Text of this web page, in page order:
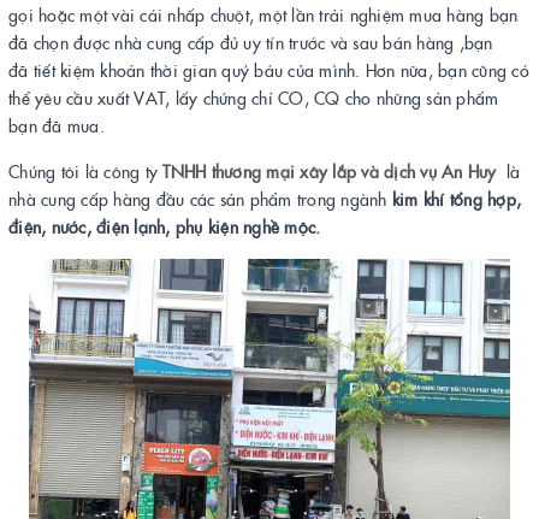
gọi hoặc một vài cái nhấp chuột, một lần trải nghiệm mua hàng bạn
đã chọn được nhà cung cấp đủ uy tín trước và sau bán hàng ,bạn
đã tiết kiệm khoản thời gian quý báu của mình. Hơn nữa, bạn cũng có
thể yêu cầu xuất VAT, lấy chứng chỉ CO, CQ cho những sản phẩm
bạn đã mua.
Chúng tôi là công tyTNHH thương mại xây lắp và dịch vụ An Huy là
nhà cung cấp hàng đầu các sản phẩm trong ngành kim khí tổng hợp,
điện, nước, điện lạnh, phụ kiện nghề mộc.